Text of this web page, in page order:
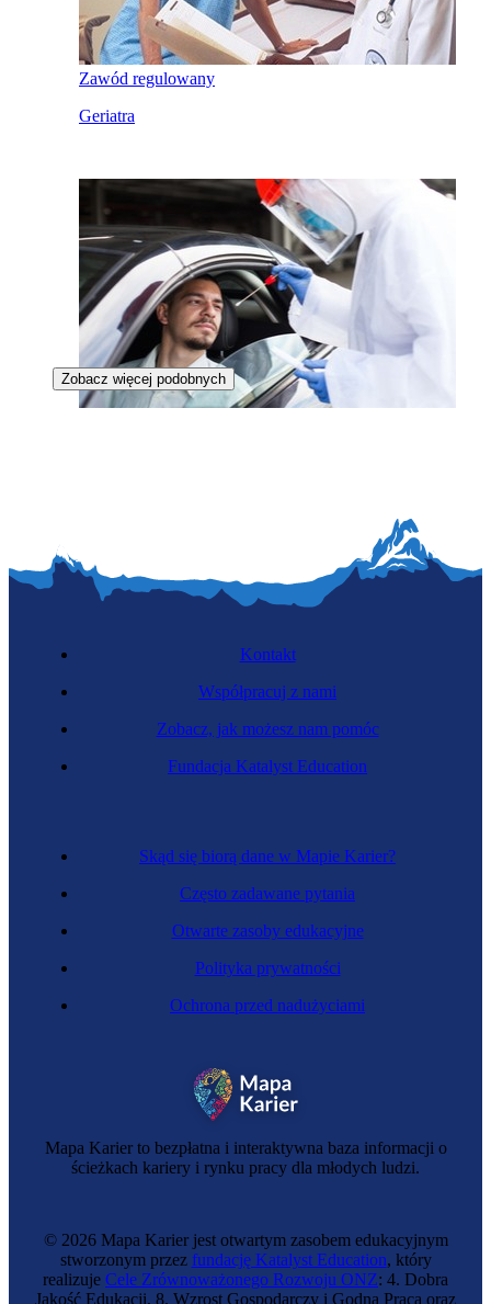
Zawód regulowany
Geriatra
Zawód regulowany
Zawód regulowany
Zobacz więcej podobnych
Mapa Karier to bezpłatna i interaktywna baza informacji o
ścieżkach kariery i rynku pracy dla młodych ludzi.
Skąd się biorą dane w Mapie Karier?
Często zadawane pytania
Otwarte zasoby edukacyjne
Polityka prywatności
Ochrona przed nadużyciami
Kontakt
Współpracuj z nami
Zobacz, jak możesz nam pomóc
Fundacja Katalyst Education
© 2026 Mapa Karier jest otwartym zasobem edukacyjnym
stworzonym przez fundację Katalyst Education, który
realizuje Cele Zrównoważonego Rozwoju ONZ: 4. Dobra
Jakość Edukacji, 8. Wzrost Gospodarczy i Godna Praca oraz